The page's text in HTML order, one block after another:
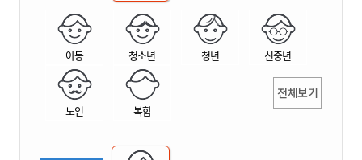
아동 청소년 청년 신중년
노인 복합
전체보기